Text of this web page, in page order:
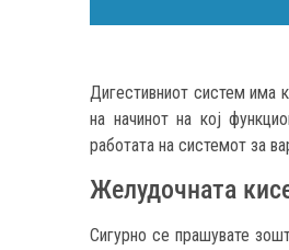
Дигестивниот систем има
на начинот на кој
работата на системот за
Желудочната
Сигурно се прашувате